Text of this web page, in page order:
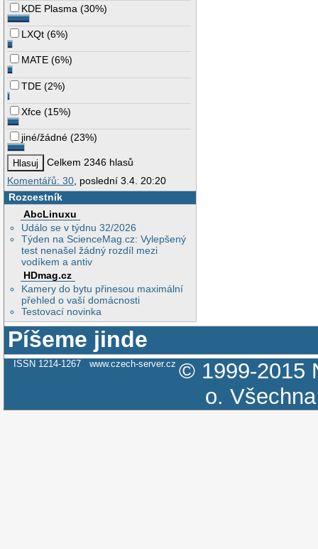
KDE Plasma (30%)
LXQt (6%)
MATE (6%)
TDE (2%)
Xfce (15%)
jiné/žádné (23%)
Celkem 2346 hlasů
Komentářů: 30 , poslední 3.4. 20:20
Rozcestník
AbcLinuxu
Událo se v týdnu 32/2026
Týden na ScienceMag.cz: Vylepšený
test nenašel žádný rozdíl mezi
vodíkem a antiv
HDmag.cz
Kamery do bytu přinesou maximální
přehled o vaší domácnosti
Testovací novinka
Píšeme jinde
ISSN 1214-1267 www.czech-server.cz © 1999-2015
o.